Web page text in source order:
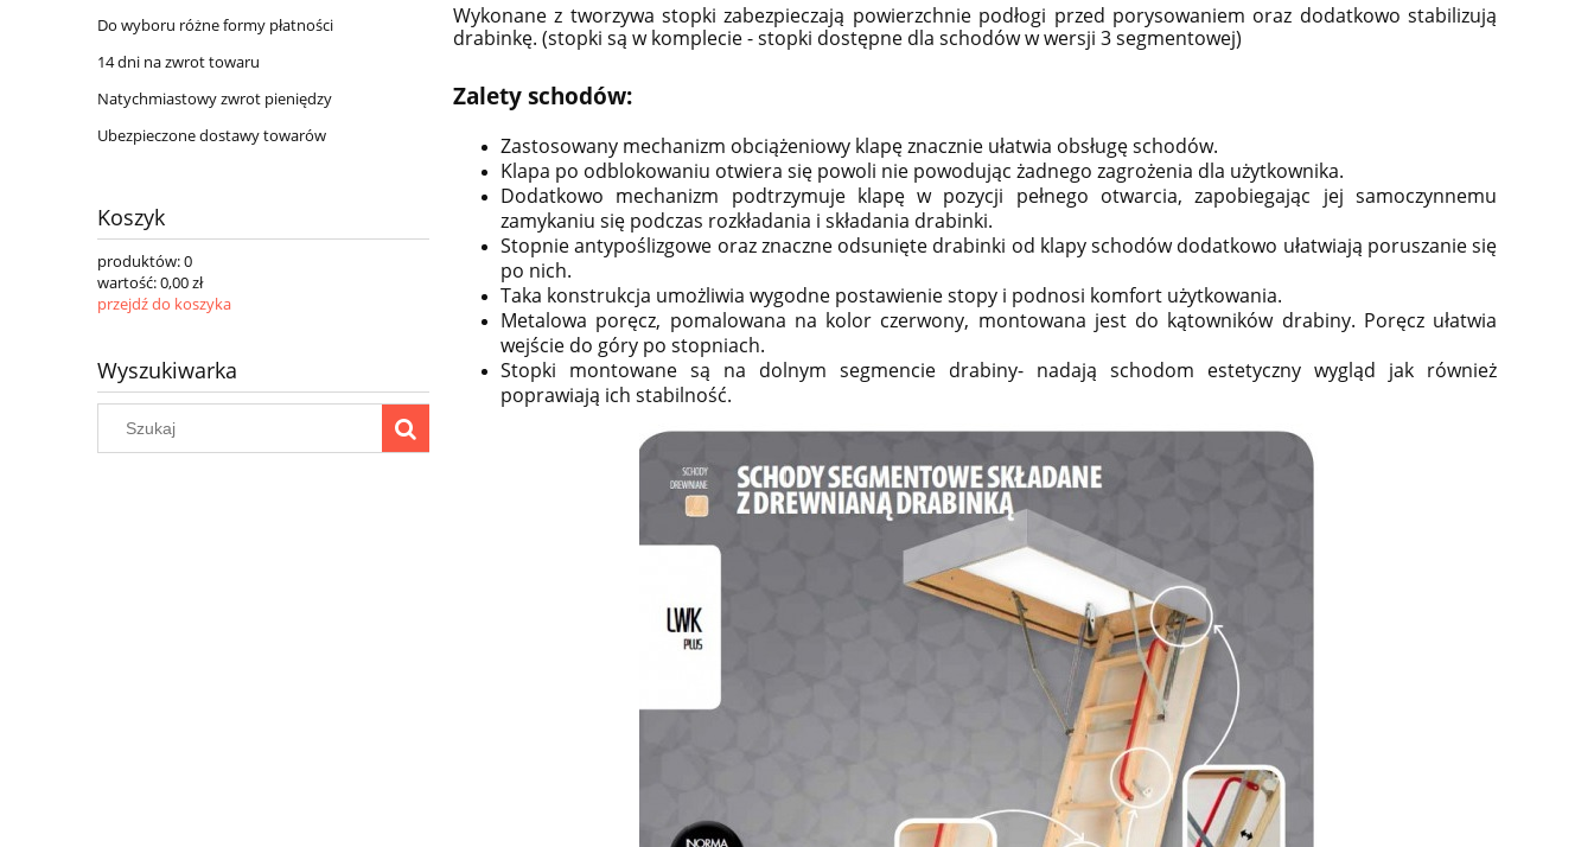
Do wyboru różne formy płatności
14 dni na zwrot towaru
Natychmiastowy zwrot pieniędzy
Ubezpieczone dostawy towarów
Koszyk
produktów:0
wartość:0,00 zł
przejdź do koszyka
Wyszukiwarka
Wykonane z tworzywa stopki zabezpieczają powierzchnie podłogi przed porysowaniem oraz dodatkowo stabilizują
drabinkę. (stopki są w komplecie - stopki dostępne dla schodów w wersji 3 segmentowej)
Zalety schodów:
Zastosowany mechanizm obciążeniowy klapę znacznie ułatwia obsługę schodów.
Klapa po odblokowaniu otwiera się powoli nie powodując żadnego zagrożenia dla użytkownika.
Dodatkowo mechanizm podtrzymuje klapę w pozycji pełnego otwarcia, zapobiegając jej samoczynnemu
zamykaniu się podczas rozkładania i składania drabinki.
Stopnie antypoślizgowe oraz znaczne odsunięte drabinki od klapy schodów dodatkowo ułatwiają poruszanie się
po nich.
Taka konstrukcja umożliwia wygodne postawienie stopy i podnosi komfort użytkowania.
Metalowa poręcz, pomalowana na kolor czerwony, montowana jest do kątowników drabiny. Poręcz ułatwia
wejście do góry po stopniach.
Stopki montowane są na dolnym segmencie drabiny- nadają schodom estetyczny wygląd jak również
poprawiają ich stabilność.